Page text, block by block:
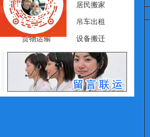
货柜装卸
居民搬家
货车出租
吊车出租
货物运输
设备搬迁